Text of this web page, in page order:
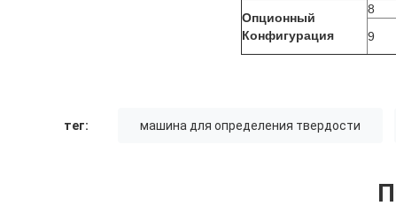
Опционный
Конфигурация
8
9
тег: машина для определения твердости